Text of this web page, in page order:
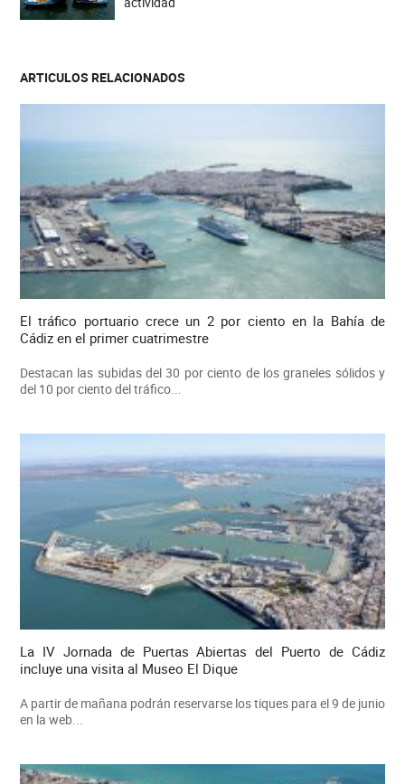
ARTICULOS RELACIONADOS
El tráfico portuario crece un 2 por ciento en la Bahía de
Cádiz en el primer cuatrimestre
Destacan las subidas del 30 por ciento de los graneles sólidos y
del 10 por ciento del tráfico...
La IV Jornada de Puertas Abiertas del Puerto de Cádiz
incluye una visita al Museo El Dique
A partir de mañana podrán reservarse los tiques para el 9 de junio
en la web...